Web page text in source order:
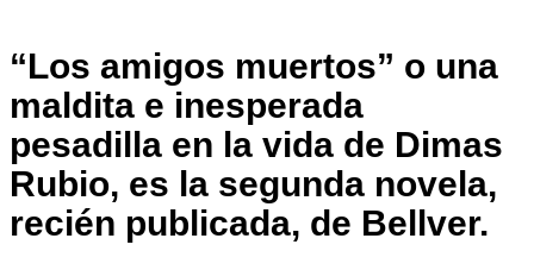
“Los amigos muertos” o una
maldita e inesperada
pesadilla en la vida de Dimas
Rubio, es la segunda novela,
recién publicada, de Bellver.